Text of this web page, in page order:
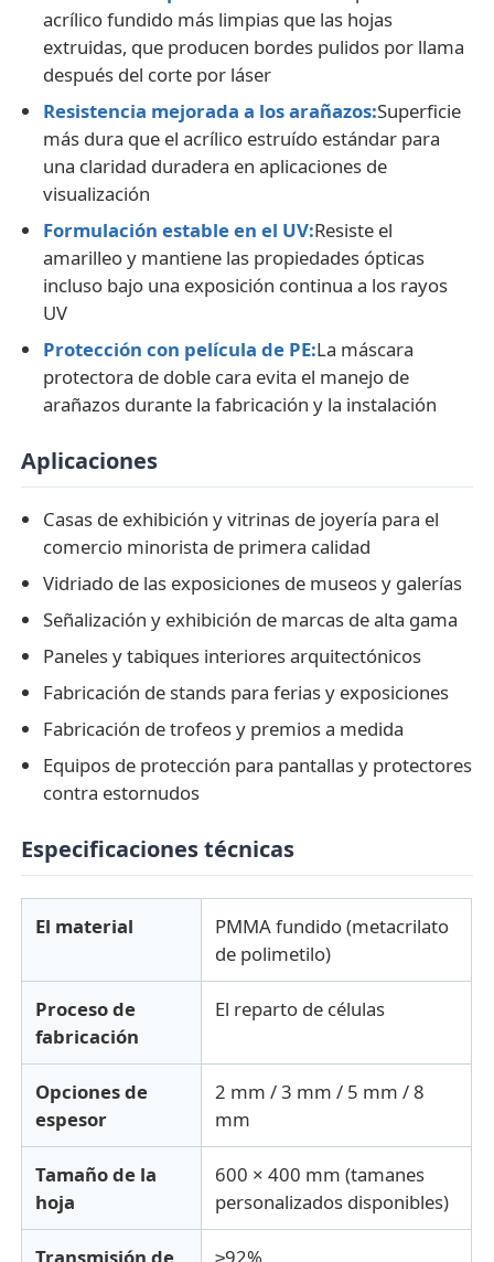
Hoja de acrílico sacada
Hoja de acrílico de mármol
Hojas de acrílico arco iris
soporte de acrílico
Cortado en hoja acrílica
Tenedor de acrílico de la muestra
acrílico fundido más limpias que las hojas
extruidas, que producen bordes pulidos por llama
después del corte por láser
Resistencia mejorada a los arañazos:Superficie
más dura que el acrílico estruído estándar para
una claridad duradera en aplicaciones de
visualización
Formulación estable en el UV:Resiste el
amarilleo y mantiene las propiedades ópticas
incluso bajo una exposición continua a los rayos
UV
Protección con película de PE:La máscara
protectora de doble cara evita el manejo de
arañazos durante la fabricación y la instalación
Aplicaciones
Casas de exhibición y vitrinas de joyería para el
comercio minorista de primera calidad
Vidriado de las exposiciones de museos y galerías
Señalización y exhibición de marcas de alta gama
Paneles y tabiques interiores arquitectónicos
Fabricación de stands para ferias y exposiciones
Fabricación de trofeos y premios a medida
Equipos de protección para pantallas y protectores
contra estornudos
Especificaciones técnicas
El material
PMMA fundido (metacrilato
de polimetilo)
Proceso de
fabricación
El reparto de células
Opciones de
espesor
2 mm / 3 mm / 5 mm / 8
mm
Tamaño de la
hoja
600 × 400 mm (tamanes
personalizados disponibles)
Transmisión de
≥92%